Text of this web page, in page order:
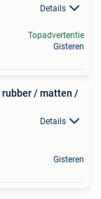
Details
Topadvertentie
Gisteren
rubber / matten /
Details
Gisteren